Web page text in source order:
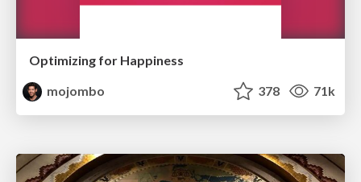
Optimizing for Happiness
mojombo
378 71k